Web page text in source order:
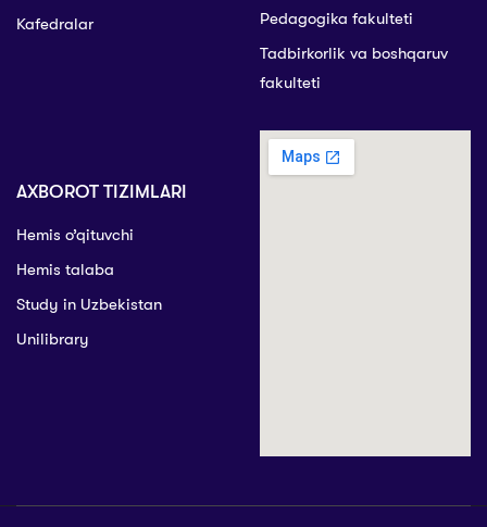
Kafedralar
Pedagogika fakulteti
Tadbirkorlik va boshqaruv
fakulteti
AXBOROT TIZIMLARI
Hemis o’qituvchi
Hemis talaba
Study in Uzbekistan
Unilibrary